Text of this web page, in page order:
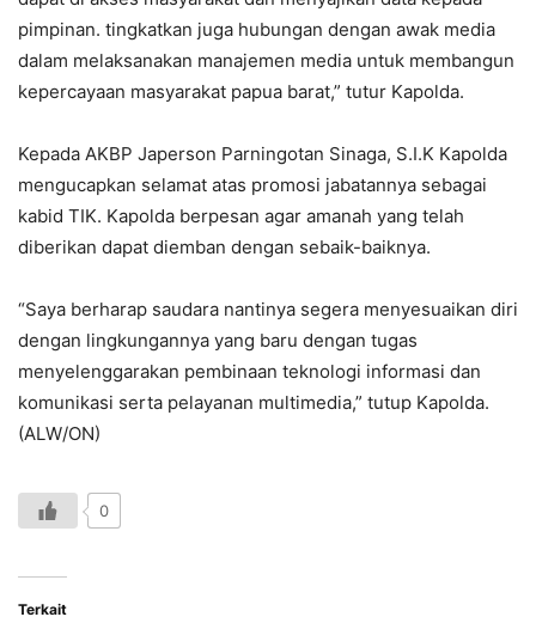
pimpinan. tingkatkan juga hubungan dengan awak media
dalam melaksanakan manajemen media untuk membangun
kepercayaan masyarakat papua barat,” tutur Kapolda.
Kepada AKBP Japerson Parningotan Sinaga, S.I.K Kapolda
mengucapkan selamat atas promosi jabatannya sebagai
kabid TIK. Kapolda berpesan agar amanah yang telah
diberikan dapat diemban dengan sebaik-baiknya.
“Saya berharap saudara nantinya segera menyesuaikan diri
dengan lingkungannya yang baru dengan tugas
menyelenggarakan pembinaan teknologi informasi dan
komunikasi serta pelayanan multimedia,” tutup Kapolda.
(ALW/ON)
0
Terkait